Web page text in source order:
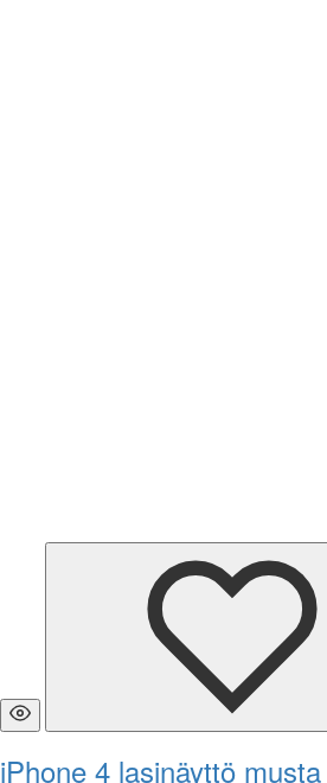
iPhone 4 lasinäyttö